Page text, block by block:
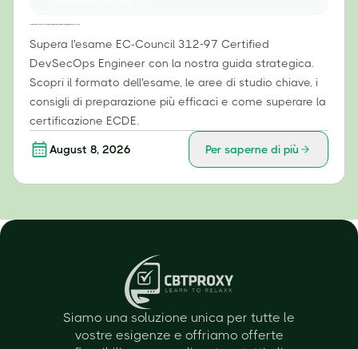
Supera l'esame EC-Council 312-97 Certified
DevSecOps Engineer con la nostra guida strategica.
Scopri il formato dell'esame, le aree di studio chiave, i
consigli di preparazione più efficaci e come superare la
certificazione ECDE.
August 8, 2026 Per saperne di più
Siamo una soluzione unica per tutte le
vostre esigenze e offriamo offerte